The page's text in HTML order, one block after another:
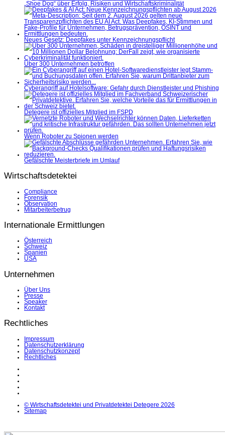
„Shoe Dog“ über Erfolg, Risiken und Wirtschaftskriminalität
Neues Gesetz: Deepfakes unter Kennzeichnungspflicht
Über 300 Unternehmen betroffen
Cyberangriff auf Hotelsoftware: Gefahr durch Dienstleister und Phishing
Detegere ist offizielles Mitglied im FSPD
Wenn Roboter zu Spionen werden
Gefälschte Meisterbriefe im Umlauf
Wirtschaftsdetektei
Compliance
Forensik
Observation
Mitarbeiterbetrug
Internationale Ermittlungen
Österreich
Schweiz
Spanien
USA
Unternehmen
Über Uns
Presse
Speaker
Kontakt
Rechtliches
Impressum
Datenschutzerklärung
Datenschutzkonzept
Rechtliches
© Wirtschaftsdetektei und Privatdetektei Detegere 2026
Sitemap